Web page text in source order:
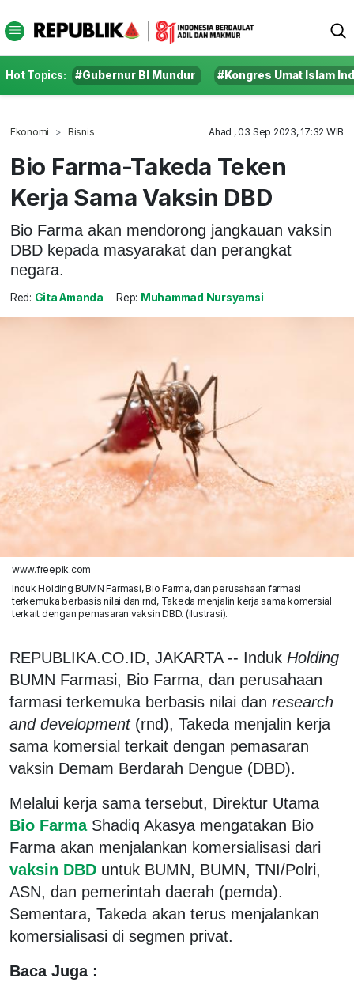
Hot Topics: #Gubernur BI Mundur #Kongres Umat Islam
Ekonomi Bisnis Ahad , 03 Sep 2023, 17:32 WIB
Bio Farma-Takeda Teken
Kerja Sama Vaksin DBD
Bio Farma akan mendorong jangkauan vaksin
DBD kepada masyarakat dan perangkat
negara.
Red: Gita Amanda Rep: Muhammad Nursyamsi
www.freepik.com
Induk Holding BUMN Farmasi, Bio Farma, dan perusahaan farmasi
terkemuka berbasis nilai dan rnd, Takeda menjalin kerja sama komersial
terkait dengan pemasaran vaksin DBD. (ilustrasi).
REPUBLIKA.CO.ID, JAKARTA -- Induk Holding
BUMN Farmasi, Bio Farma, dan perusahaan
farmasi terkemuka berbasis nilai dan research
and development(rnd), Takeda menjalin kerja
sama komersial terkait dengan pemasaran
vaksin Demam Berdarah Dengue (DBD).
Melalui kerja sama tersebut, Direktur Utama
Bio Farma Shadiq Akasya mengatakan Bio
Farma akan menjalankan komersialisasi dari
vaksin DBD untuk BUMN, BUMN, TNI/Polri,
ASN, dan pemerintah daerah (pemda).
Sementara, Takeda akan terus menjalankan
komersialisasi di segmen privat.
Baca Juga :